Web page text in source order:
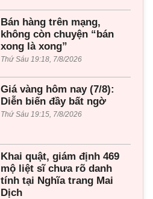
Bán hàng trên mạng,
không còn chuyện “bán
xong là xong”
Thứ Sáu 19:18, 7/8/2026
Giá vàng hôm nay (7/8):
Diễn biến đầy bất ngờ
Thứ Sáu 19:15, 7/8/2026
Khai quật, giám định 469
mộ liệt sĩ chưa rõ danh
tính tại Nghĩa trang Mai
Dịch